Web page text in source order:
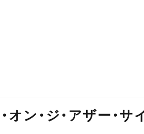
オン・ジ・アザー・